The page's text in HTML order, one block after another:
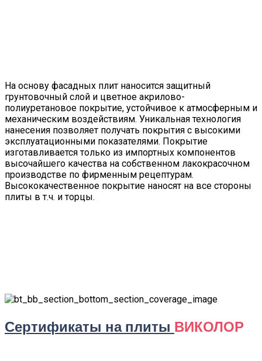
На основу фасадных плит наносится защитный
грунтовочный слой и цветное акрилово-
полиуретановое покрытие, устойчивое к атмосферным и
механическим воздействиям. Уникальная технология
нанесения позволяет получать покрытия с высокими
эксплуатационными показателями. Покрытие
изготавливается только из импортных компонентов
высочайшего качества на собственном лакокрасочном
производстве по фирменным рецептурам.
Высококачественное покрытие наносят на все стороны
плиты в т.ч. и торцы.
Сертификаты на плиты ВИКОЛОР